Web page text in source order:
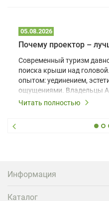
05.08.2026
Современный туризм
поиска крыши над
опытом: уединением,
ощущениями. Владельцы
шале понимают, что
вернуться и поделиться
проектора.
Читать полностью
Информация
Каталог